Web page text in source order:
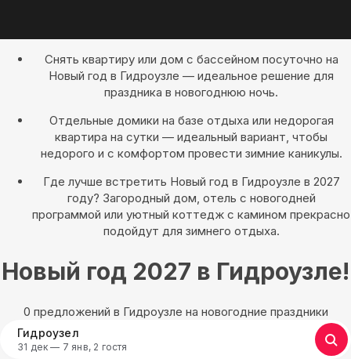
Снять квартиру или дом с бассейном посуточно на
Новый год в Гидроузле — идеальное решение для
праздника в новогоднюю ночь.
Отдельные домики на базе отдыха или недорогая
квартира на сутки — идеальный вариант, чтобы
недорого и с комфортом провести зимние каникулы.
Где лучше встретить Новый год в Гидроузле в 2027
году? Загородный дом, отель с новогодней
программой или уютный коттедж с камином прекрасно
подойдут для зимнего отдыха.
Новый год 2027 в Гидроузле!
0 предложений в Гидроузле на новогодние праздники
Гидроузел
31 дек — 7 янв, 2 гостя